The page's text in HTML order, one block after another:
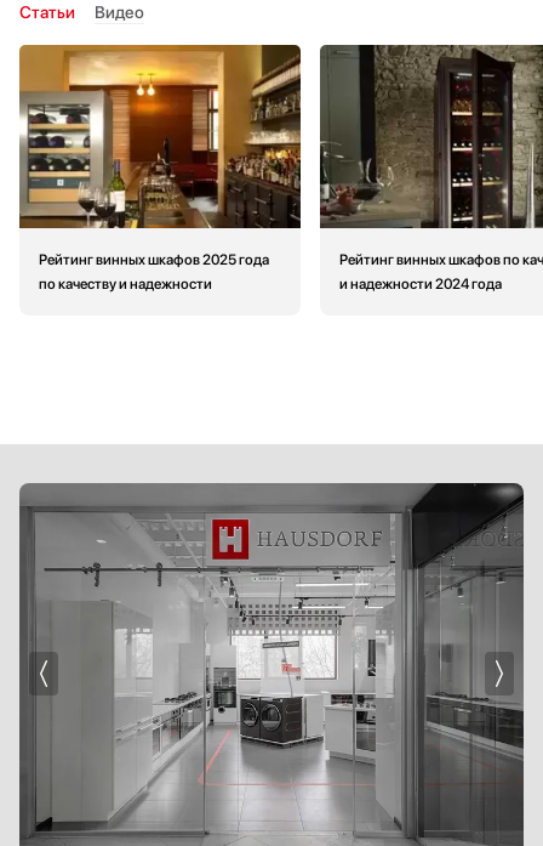
Статьи Видео
Рейтинг винных шкафов 2025 года
по качеству и надежности
Рейтинг винных шкафов по
и надежности 2024 года